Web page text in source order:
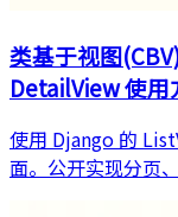
类基于视图
DetailView 使用
使用 Django 的
面。公开实现分页